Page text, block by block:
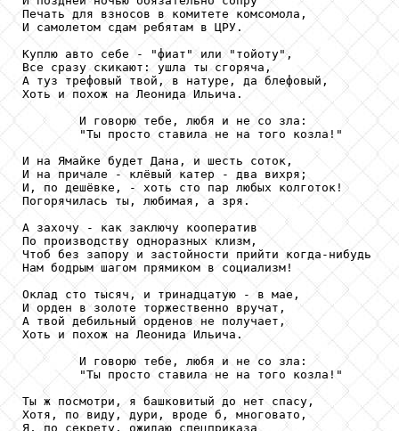
Печать для взносов в комитете комсомола,
И самолетом сдам ребятам в ЦРУ.
Куплю авто себе - "фиат" или "тойоту",
Все сразу скикают: ушла ты сгоряча,
А туз трефовый твой, в натуре, да блефовый,
Хоть и похож на Леонида Ильича.
        И говорю тебе, любя и не со зла:
        "Ты просто ставила не на того козла!"
И на Ямайке будет Дана, и шесть соток,
И на причале - клёвый катер - два вихря;
И, по дешёвке, - хоть сто пар любых колготок!
Погорячилась ты, любимая, а зря.
А захочу - как заключу кооператив
По производству одноразных клизм,
Чтоб без запору и застойности прийти когда-нибудь
Нам бодрым шагом прямиком в социализм!
Оклад сто тысяч, и тринадцатую - в мае,
И орден в золоте торжественно вручат,
А твой дебильный орденов не получает,
Хоть и похож на Леонида Ильича.
        И говорю тебе, любя и не со зла:
        "Ты просто ставила не на того козла!"
Ты ж посмотри, я башковитый до нет спасу,
Хотя, по виду, дури, вроде б, многовато,
Я, по секрету, ожидаю спецприказа